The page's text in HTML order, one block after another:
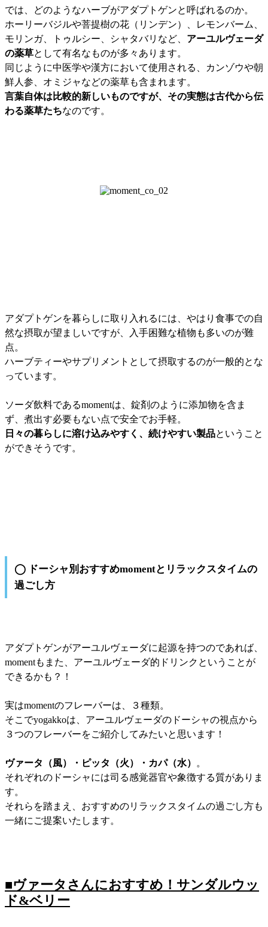
では、どのようなハーブがアダプトゲンと呼ばれるのか。
ホーリーバジルや菩提樹の花（リンデン）、レモンバーム、
モリンガ、トゥルシー、シャタバリなど、 アーユルヴェーダ
の薬草として有名なものが多々あります。
同じように中医学や漢方において使用される、カンゾウや朝
鮮人参、オミジャなどの薬草も含まれます。
言葉自体は比較的新しいものですが、その実態は古代から伝
わる薬草たちなのです。
アダプトゲンを暮らしに取り入れるには、やはり食事での自
然な摂取が望ましいですが、入手困難な植物も多いのが難
点。
ハーブティーやサプリメントとして摂取するのが一般的とな
っています。
ソーダ飲料であるmomentは、錠剤のように添加物を含ま
ず、煮出す必要もない点で安全でお手軽。
日々の暮らしに溶け込みやすく、続けやすい製品ということ
ができそうです。
◯ ドーシャ別おすすめmomentとリラックスタイムの
過ごし方
アダプトゲンがアーユルヴェーダに起源を持つのであれば、
momentもまた、アーユルヴェーダ的ドリンクということが
できるかも？！
実はmomentのフレーバーは、３種類。
そこでyogakkoは、アーユルヴェーダのドーシャの視点から
３つのフレーバーをご紹介してみたいと思います！
ヴァータ（風）・ピッタ（火）・カパ（水）
。
それぞれのドーシャには司る感覚器官や象徴する質がありま
す。
それらを踏まえ、おすすめのリラックスタイムの過ごし方も
一緒にご提案いたします。
■ヴァータさんにおすすめ！サンダルウッ
ド&ベリー